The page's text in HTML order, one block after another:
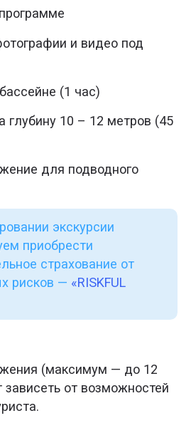
и видео под
(1 час)
глубину 10 – 12 метров (45
для подводного
экскурсии
приобрести
страхование от
рисков — «RISKFUL
(максимум — до 12
зависеть от возможностей